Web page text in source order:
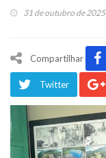
31 de outubro de 2025
Compartilhar
Twitter